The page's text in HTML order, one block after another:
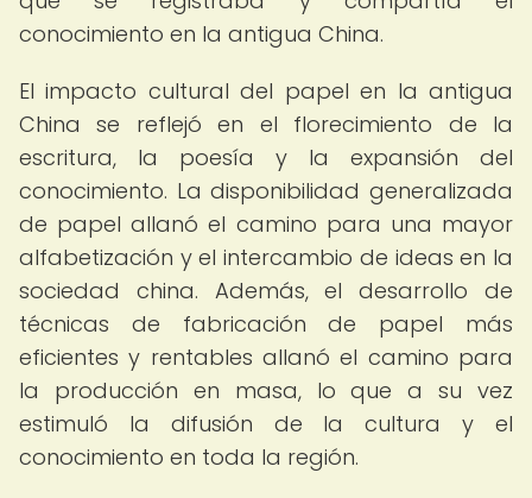
conocimiento en la antigua China.
El impacto cultural del papel en la antigua
China se reflejó en el florecimiento de la
escritura, la poesía y la expansión del
conocimiento. La disponibilidad generalizada
de papel allanó el camino para una mayor
alfabetización y el intercambio de ideas en la
sociedad china. Además, el desarrollo de
técnicas de fabricación de papel más
eficientes y rentables allanó el camino para
la producción en masa, lo que a su vez
estimuló la difusión de la cultura y el
conocimiento en toda la región.